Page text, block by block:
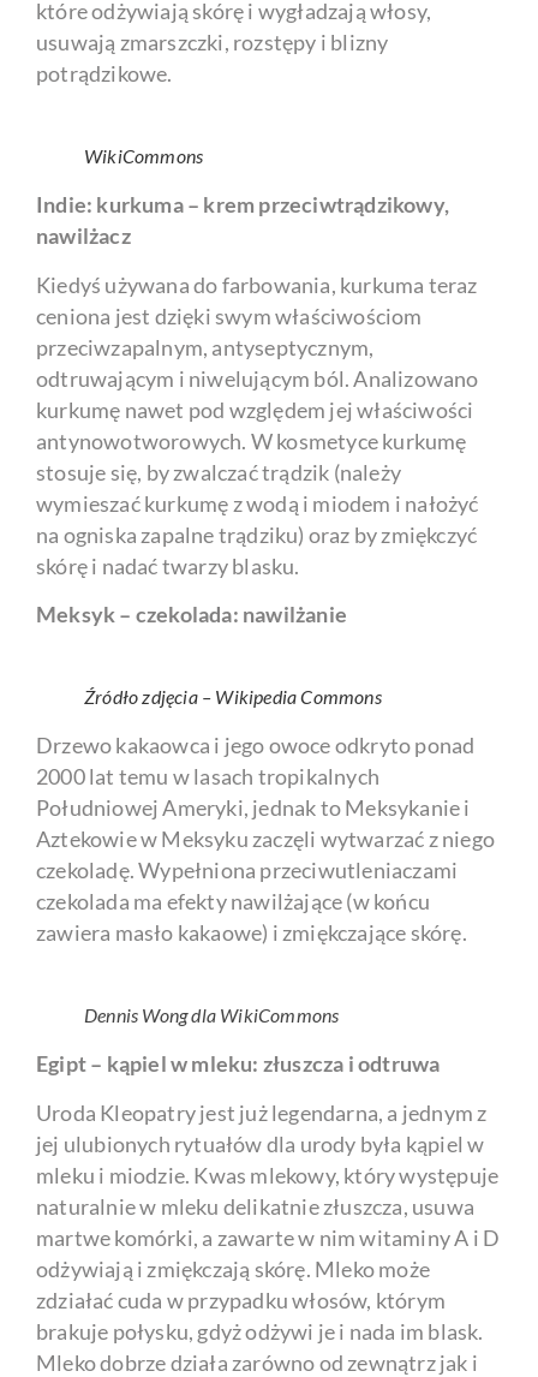
które odżywiają skórę i wygładzają włosy,
usuwają zmarszczki, rozstępy i blizny
potrądzikowe.
WikiCommons
Indie: kurkuma – krem przeciwtrądzikowy,
nawilżacz
Kiedyś używana do farbowania, kurkuma teraz
ceniona jest dzięki swym właściwościom
przeciwzapalnym, antyseptycznym,
odtruwającym i niwelującym ból. Analizowano
kurkumę nawet pod względem jej właściwości
antynowotworowych. W kosmetyce kurkumę
stosuje się, by zwalczać trądzik (należy
wymieszać kurkumę z wodą i miodem i nałożyć
na ogniska zapalne trądziku) oraz by zmiękczyć
skórę i nadać twarzy blasku.
Meksyk – czekolada: nawilżanie
Źródło zdjęcia – Wikipedia Commons
Drzewo kakaowca i jego owoce odkryto ponad
2000 lat temu w lasach tropikalnych
Południowej Ameryki, jednak to Meksykanie i
Aztekowie w Meksyku zaczęli wytwarzać z niego
czekoladę. Wypełniona przeciwutleniaczami
czekolada ma efekty nawilżające (w końcu
zawiera masło kakaowe) i zmiękczające skórę.
Dennis Wong dla WikiCommons
Egipt – kąpiel w mleku: złuszcza i odtruwa
Uroda Kleopatry jest już legendarna, a jednym z
jej ulubionych rytuałów dla urody była kąpiel w
mleku i miodzie. Kwas mlekowy, który występuje
naturalnie w mleku delikatnie złuszcza, usuwa
martwe komórki, a zawarte w nim witaminy A i D
odżywiają i zmiękczają skórę. Mleko może
zdziałać cuda w przypadku włosów, którym
brakuje połysku, gdyż odżywi je i nada im blask.
Mleko dobrze działa zarówno od zewnątrz jak i